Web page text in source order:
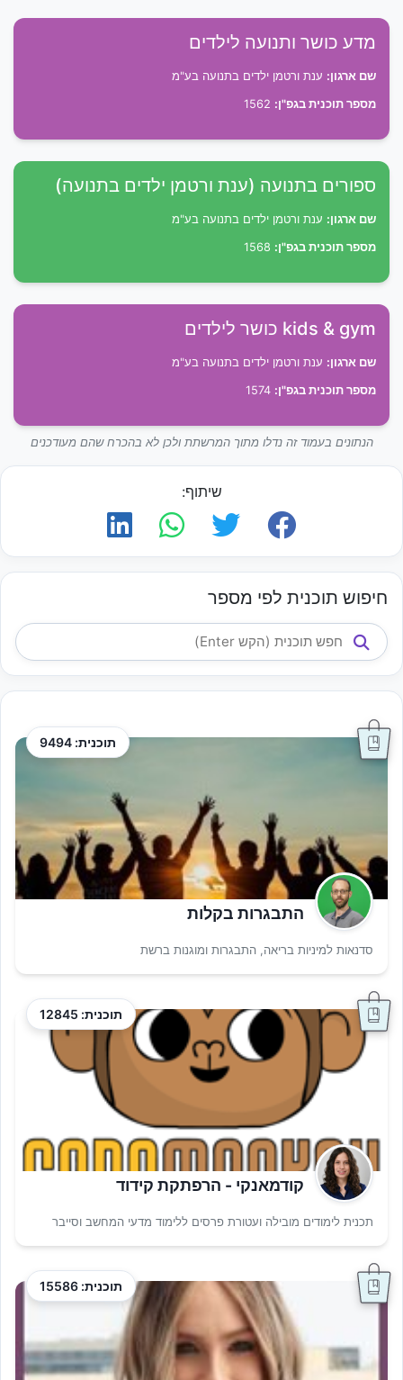
מדע כושר ותנועה לילדים
שם ארגון: ענת ורטמן ילדים בתנועה בע"מ
מספר תוכנית בגפ"ן:
ספורים בתנועה (ענת ורטמן ילדים בתנועה)
שם ארגון: ענת ורטמן ילדים בתנועה בע"מ
מספר תוכנית בגפ"ן:
kids & gym כושר לילדים
שם ארגון: ענת ורטמן ילדים בתנועה בע"מ
מספר תוכנית בגפ"ן:
הנתונים בעמוד זה נדלו מתוך המרשתת ולכן לא בהכרח שהם מעודכנים
שיתוף:
חיפוש תוכנית לפי מספר
תוכנית: 9494
התבגרות בקלות
סדנאות למיניות בריאה, התבגרות ומוגנות ברשת
תוכנית: 12845
קודמאנקי - הרפתקת קידוד
תכנית לימודים מובילה ועטורת פרסים ללימוד מדעי המחשב וסייבר
תוכנית: 15586